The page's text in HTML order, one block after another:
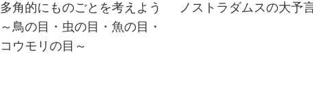
多角的にものごとを考えよう
～鳥の目・虫の目・魚の目・
コウモリの目～
ノストラダムスの大予